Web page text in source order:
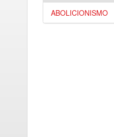
ABOLICIONISMO